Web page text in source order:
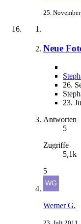
25.
Neue
26.
23.
Antworten
5
Zugriffe
5,1k
5
Werner G.